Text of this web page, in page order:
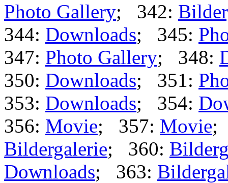
Photo Gallery; 342:
344: Downloads; 345:
347: Photo Gallery; 348:
350: Downloads; 351:
353: Downloads; 354:
356: Movie; 357: Movie;
Bildergalerie; 360:
Downloads; 363: